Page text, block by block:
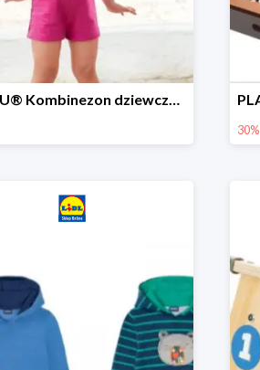
LUPILU® Kombinezon dziewczęcy z bawełny
30%